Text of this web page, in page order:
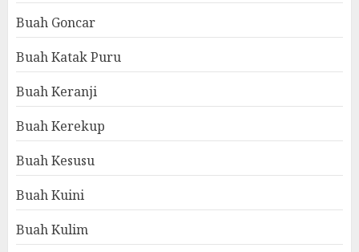
Buah Goncar
Buah Katak Puru
Buah Keranji
Buah Kerekup
Buah Kesusu
Buah Kuini
Buah Kulim